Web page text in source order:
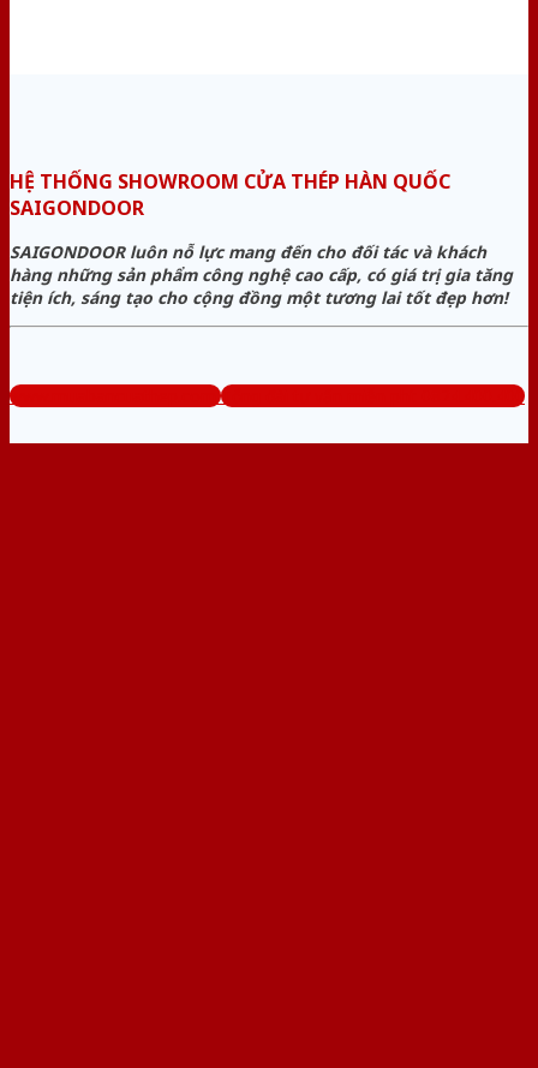
HỆ THỐNG SHOWROOM CỬA THÉP HÀN QUỐC
SAIGONDOOR
SAIGONDOOR luôn nỗ lực mang đến cho đối tác và khách
hàng những sản phẩm công nghệ cao cấp, có giá trị gia tăng
tiện ích, sáng tạo cho cộng đồng một tương lai tốt đẹp hơn!
www.muabancuathep.com Tổng đài tư vấn miễn phí: 0824.400.400